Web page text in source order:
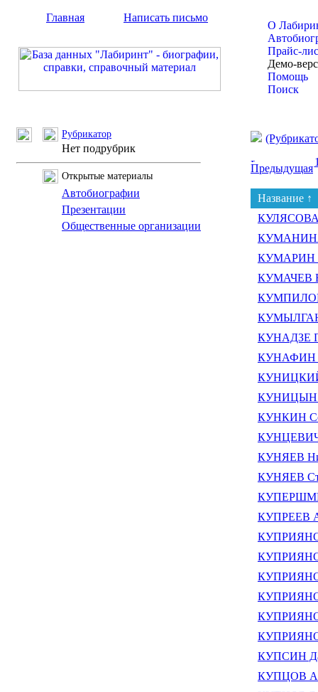
Главная Написать письмо
О
Прайс-
Демо-
Помощь
Поиск
Рубрикатор
Нет подрубрик
Открытые материалы
Автобиографии
Презентации
Общественные организации
Предыдущая
Название ↑
КУЛЯСОВА
КУМАНИНА
КУМАРИН
КУМАЧЕВ
КУМПИЛОВ
КУНАДЗЕ
КУНАФИН
КУНИЦКИЙ
КУНИЦЫН
КУНКИН
КУНЦЕВИЧ
КУНЯЕВ
КУНЯЕВ
КУПРЕЕВ
КУПСИН
КУПЦОВ